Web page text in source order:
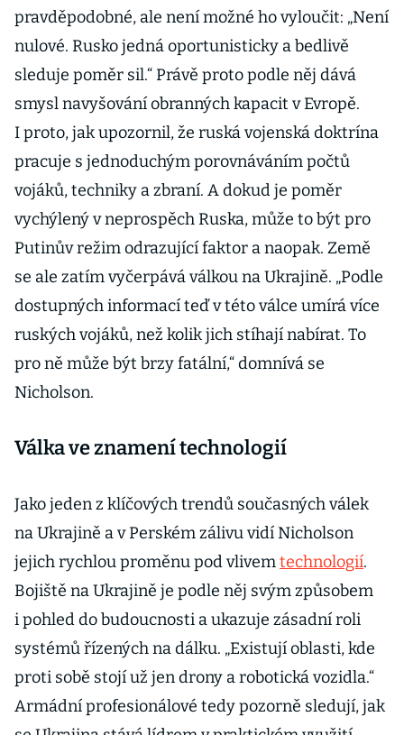
pravděpodobné, ale není možné ho vyloučit: „Není
nulové. Rusko jedná oportunisticky a bedlivě
sleduje poměr sil.“ Právě proto podle něj dává
smysl navyšování obranných kapacit v Evropě.
I proto, jak upozornil, že ruská vojenská doktrína
pracuje s jednoduchým porovnáváním počtů
vojáků, techniky a zbraní. A dokud je poměr
vychýlený v neprospěch Ruska, může to být pro
Putinův režim odrazující faktor a naopak. Země
se ale zatím vyčerpává válkou na Ukrajině. „Podle
dostupných informací teď v této válce umírá více
ruských vojáků, než kolik jich stíhají nabírat. To
pro ně může být brzy fatální,“ domnívá se
Nicholson.
Válka ve znamení technologií
Jako jeden z klíčových trendů současných válek
na Ukrajině a v Perském zálivu vidí Nicholson
jejich rychlou proměnu pod vlivemtechnologií.
Bojiště na Ukrajině je podle něj svým způsobem
i pohled do budoucnosti a ukazuje zásadní roli
systémů řízených na dálku. „Existují oblasti, kde
proti sobě stojí už jen drony a robotická vozidla.“
Armádní profesionálové tedy pozorně sledují, jak